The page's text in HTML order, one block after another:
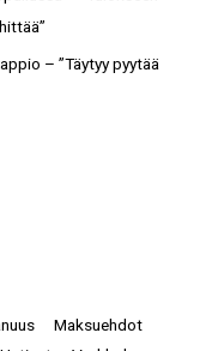
– ”Täytyy pyytää
Maksuehdot